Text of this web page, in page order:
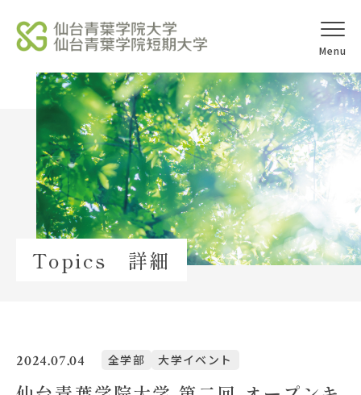
オープンキャ
ンパス
アクセス
学校法人北杜学園
Topics
イベント一覧
教職員募集
Topics 詳細
2024.07.04 全学部 大学イベント